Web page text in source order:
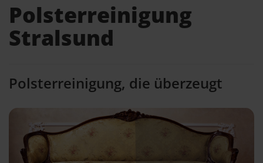
Polsterreinigung
Stralsund
Polsterreinigung, die überzeugt